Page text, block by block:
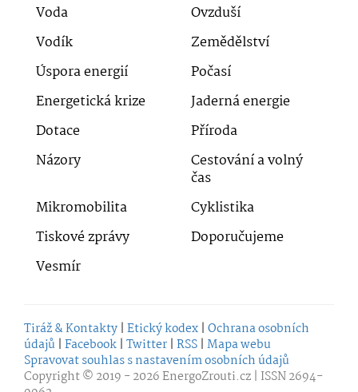
Voda
Ovzduší
Vodík
Zemědělství
Úspora energií
Počasí
Energetická krize
Jaderná energie
Dotace
Příroda
Názory
Cestování a volný
čas
Mikromobilita
Cyklistika
Tiskové zprávy
Doporučujeme
Vesmír
Tiráž & Kontakty | Etický kodex | Ochrana osobních
údajů | Facebook | Twitter | RSS | Mapa webu
Spravovat souhlas s nastavením osobních údajů
Copyright © 2019 - 2026EnergoZrouti.cz | ISSN 2694-